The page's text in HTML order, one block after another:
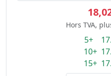
Hors TVA,
5+
10+
15+